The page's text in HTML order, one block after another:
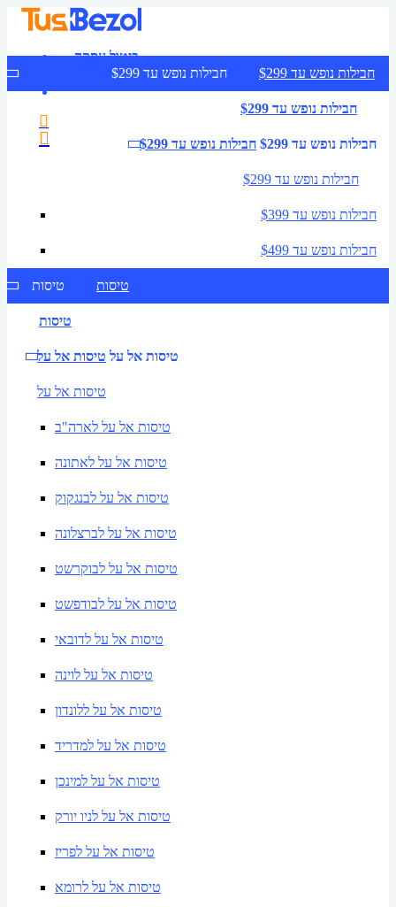
ביטול עסקה
צרו קשר
חבילות נופש עד $299 חבילות נופש עד $299
חבילות נופש עד $299
חבילות נופש עד $299 חבילות נופש עד $299
חבילות נופש עד $299
חבילות נופש עד $399
חבילות נופש עד $499
טיסות טיסות
טיסות
טיסות אל על טיסות אל על
טיסות אל על
טיסות אל על לארה"ב
טיסות אל על לאתונה
טיסות אל על לבנגקוק
טיסות אל על לברצלונה
טיסות אל על לבוקרשט
טיסות אל על לבודפשט
טיסות אל על לדובאי
טיסות אל על לוינה
טיסות אל על ללונדון
טיסות אל על למדריד
טיסות אל על למינכן
טיסות אל על לניו יורק
טיסות אל על לפריז
טיסות אל על לרומא